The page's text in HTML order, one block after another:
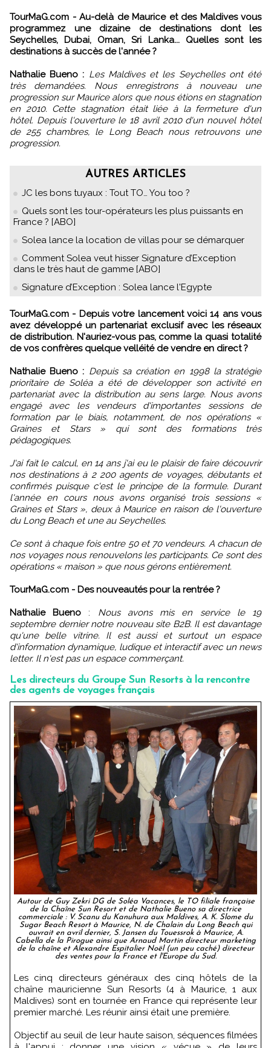
TourMaG.com - Au-delà de Maurice et des Maldives vous
programmez une dizaine de destinations dont les
Seychelles, Dubai, Oman, Sri Lanka... Quelles sont les
destinations à succès de l'année ?
Nathalie Bueno : Les Maldives et les Seychelles ont été
très demandées. Nous enregistrons à nouveau une
progression sur Maurice alors que nous étions en stagnation
en 2010. Cette stagnation était liée à la fermeture d'un
hôtel. Depuis l'ouverture le 18 avril 2010 d'un nouvel hôtel
de 255 chambres, le Long Beach nous retrouvons une
progression.
AUTRES ARTICLES
JC les bons tuyaux : Tout TO… You too ?
Quels sont les tour-opérateurs les plus puissants en
France ? [ABO]
Solea lance la location de villas pour se démarquer
Comment Solea veut hisser Signature d’Exception
dans le très haut de gamme [ABO]
Signature d’Exception : Solea lance l'Egypte
TourMaG.com - Depuis votre lancement voici 14 ans vous
avez développé un partenariat exclusif avec les réseaux
de distribution. N'auriez-vous pas, comme la quasi totalité
de vos confrères quelque velléité de vendre en direct ?
Nathalie Bueno : Depuis sa création en 1998 la stratégie
prioritaire de Soléa a été de développer son activité en
partenariat avec la distribution au sens large. Nous avons
engagé avec les vendeurs d'importantes sessions de
formation par le biais, notamment, de nos opérations «
Graines et Stars » qui sont des formations très
pédagogiques.
J'ai fait le calcul, en 14 ans j'ai eu le plaisir de faire découvrir
nos destinations à 2 200 agents de voyages, débutants et
confirmés puisque c'est le principe de la formule. Durant
l'année en cours nous avons organisé trois sessions «
Graines et Stars », deux à Maurice en raison de l'ouverture
du Long Beach et une au Seychelles.
Ce sont à chaque fois entre 50 et 70 vendeurs. A chacun de
nos voyages nous renouvelons les participants. Ce sont des
opérations « maison » que nous gérons entièrement.
TourMaG.com - Des nouveautés pour la rentrée ?
Nathalie Bueno: Nous avons mis en service le 19
septembre dernier notre nouveau site B2B. Il est davantage
qu'une belle vitrine. Il est aussi et surtout un espace
d'information dynamique, ludique et interactif avec un news
letter. Il n'est pas un espace commerçant.
Les directeurs du Groupe Sun Resorts à la rencontre
des agents de voyages français
Autour de Guy Zekri DG de Soléa Vacances, le TO filiale française
de la Chaîne Sun Resort et de Nathalie Bueno sa directrice
commerciale : V. Scanu du Kanuhura aux Maldives, A. K. Slome du
Sugar Beach Resort à Maurice, N. de Chalain du Long Beach qui
ouvrait en avril dernier, S. Jansen du Touessrok à Maurice, A.
Cabella de la Pirogue ainsi que Arnaud Martin directeur marketing
de la chaîne et Alexandre Espitalier Noël (un peu caché) directeur
des ventes pour la France et l'Europe du Sud.
Les cinq directeurs généraux des cinq hôtels de la
chaîne mauricienne Sun Resorts (4 à Maurice, 1 aux
Maldives) sont en tournée en France qui représente leur
premier marché. Les réunir ainsi était une première.
Objectif au seuil de leur haute saison, séquences filmées